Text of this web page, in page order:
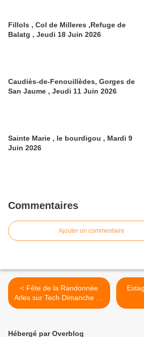
Fillols , Col de Milleres ,Refuge de
Balatg , Jeudi 18 Juin 2026
Caudiès-de-Fenouillèdes, Gorges de
San Jaume , Jeudi 11 Juin 2026
Sainte Marie , le bourdigou , Mardi 9
Juin 2026
Commentaires
Ajouter un commentaire
< Fête de la Randonnée
Arles sur Tech Dimanche 28
Avril 2019
Hébergé par Overblog